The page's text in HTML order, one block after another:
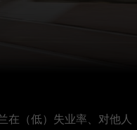
在（低）失业率、对他人